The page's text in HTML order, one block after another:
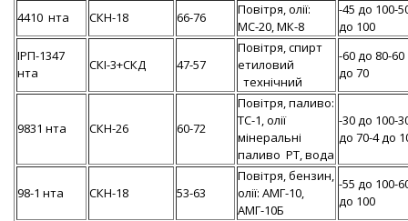
4410 нта СКН-18 66-76
Повітря, олії:
МС-20, МК-8
-45 до 100-
до 100
ІРП-1347
нта
СКІ-3+СКД 47-57
Повітря, спирт
етиловий
технічний
-60 до 80-60
до 70
9831 нта СКН-26 60-72
Повітря, паливо:
ТС-1, олії
мінеральні
паливо РТ, вода
-30 до 100-
до 70-4 до
98-1 нта СКН-18 53-63
Повітря, бензин,
олії: АМГ-10,
АМГ-10Б
-55 до 100-
до 100